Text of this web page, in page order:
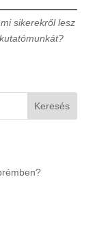
sikerekről lesz
Keresés